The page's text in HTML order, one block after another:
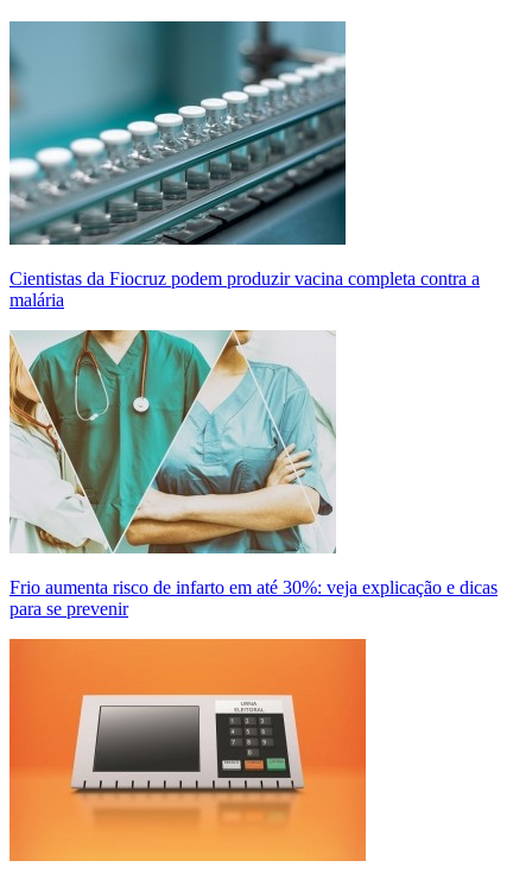
Cientistas da Fiocruz podem produzir vacina completa contra a
malária
Frio aumenta risco de infarto em até 30%: veja explicação e dicas
para se prevenir